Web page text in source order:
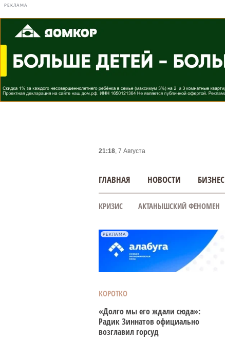
РЕКЛАМА
21:18, 7 Августа
ГЛАВНАЯ НОВОСТИ БИЗНЕС
КРИЗИС АКТАНЫШСКИЙ ФЕНОМЕН
РЕКЛАМА
КОРОТКО
«Долго мы его ждали сюда»:
Радик Зиннатов официально
возглавил горсуд